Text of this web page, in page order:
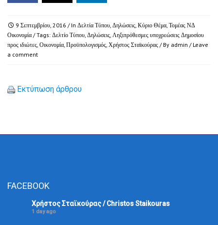
9 Σεπτεμβρίου, 2016 / In Δελτία Τύπου, Δηλώσεις, Κύριο Θέμα, Τομέας ΝΔ
Οικονομία / Tags: Δελτίο Τύπου, Δηλώσεις, Ληξιπρόθεσμες υποχρεώσεις Δημοσίου
προς ιδιώτες, Οικονομία, Προϋπολογισμός, Χρήστος Σταϊκούρας / By admin / Leave
a comment
Εκτύπωση άρθρου
FACEBOOK
Χρήστος Σταϊκούρας / Christos Staikouras
1 day ago